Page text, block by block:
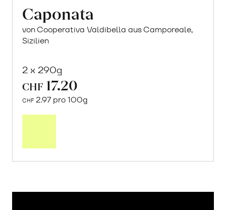
Caponata
von Cooperativa Valdibella aus Camporeale,
Sizilien
2 x 290g
CHF 17.20
CHF 2.97 pro 100g